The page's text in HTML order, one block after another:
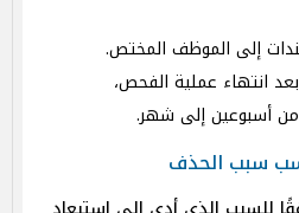
إلى الموظف المختص.
انتهاء عملية الفحص،
أسبوعين إلى شهر.
سبب الحذف